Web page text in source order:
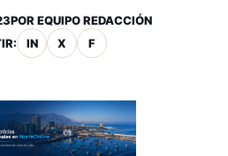
POR EQUIPO REDACCIÓN
IN X F